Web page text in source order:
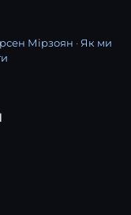
Мірзоян · Як ми